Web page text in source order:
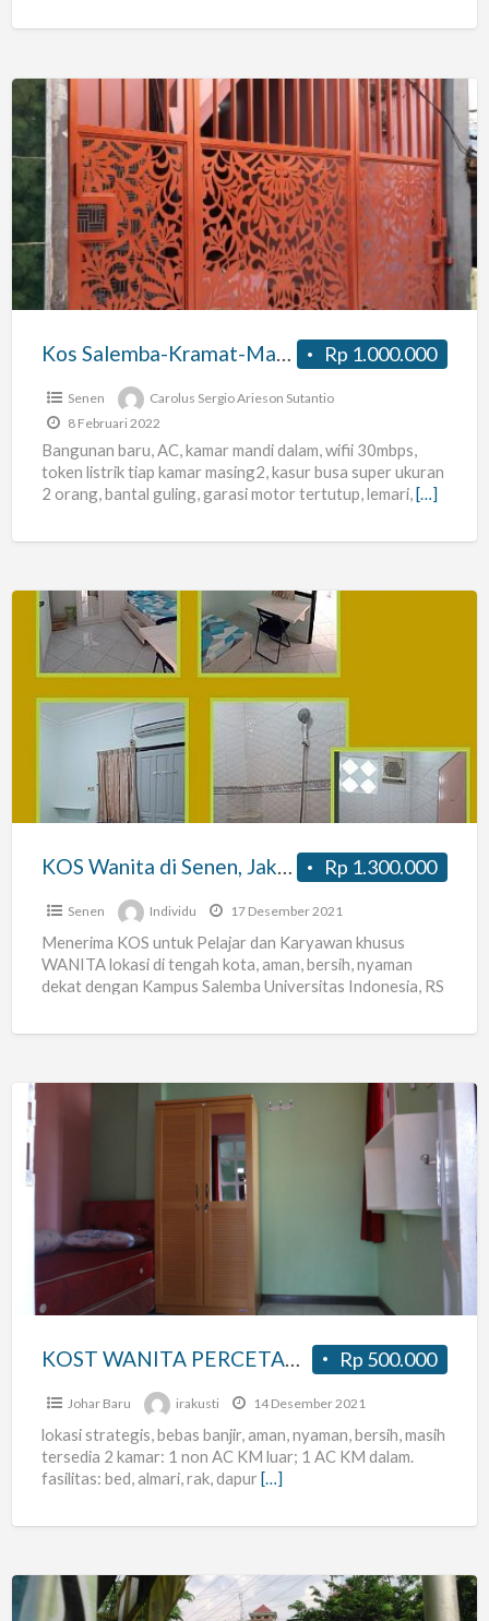
Kos
Salemba-
Kramat-
Matraman-
Cikini
Rp 1.000.000
Kos Salemba-Kramat-Matraman-Cikini
Senen
Carolus Sergio Arieson Sutantio
8 Februari 2022
Bangunan baru, AC, kamar mandi dalam, wifii 30mbps,
token listrik tiap kamar masing2, kasur busa super ukuran
2 orang, bantal guling, garasi motor tertutup, lemari,[…]
KOS
Wanita
Rp 1.300.000
KOS Wanita di Senen, Jakarta Pusat
Senen Individu 17 Desember 2021
Menerima KOS untuk Pelajar dan Karyawan khusus
WANITA lokasi di tengah kota, aman, bersih, nyaman
dekat dengan Kampus Salemba Universitas Indonesia, RS
KOST
WANITA
PERCETAKAN
NEGARA
Rp 500.000
KOST WANITA PERCETAKAN NEGARA
Johar Baru irakusti 14 Desember 2021
lokasi strategis, bebas banjir, aman, nyaman, bersih, masih
tersedia 2 kamar: 1 non AC KM luar; 1 AC KM dalam.
fasilitas: bed, almari, rak, dapur[…]